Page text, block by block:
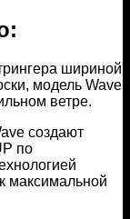
шириной
модель Wave
ветре.
создают
по
максимальной